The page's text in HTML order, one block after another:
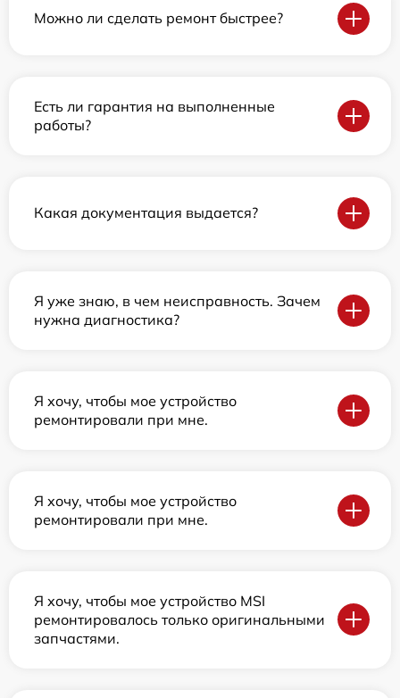
Можно ли сделать ремонт быстрее?
Есть ли гарантия на выполненные
работы?
Какая документация выдается?
Я уже знаю, в чем неисправность. Зачем
нужна диагностика?
Я хочу, чтобы мое устройство
ремонтировали при мне.
Я хочу, чтобы мое устройство
ремонтировали при мне.
Я хочу, чтобы мое устройство MSI
ремонтировалось только оригинальными
запчастями.